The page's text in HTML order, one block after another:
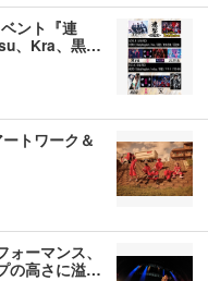
ント『連
、Kra、黒…
トワーク＆
ーマンス、
の高さに溢…